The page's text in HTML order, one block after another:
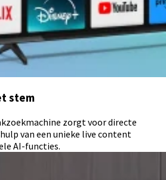
stem
zorgt voor directe
van een unieke live content
AI-functies.